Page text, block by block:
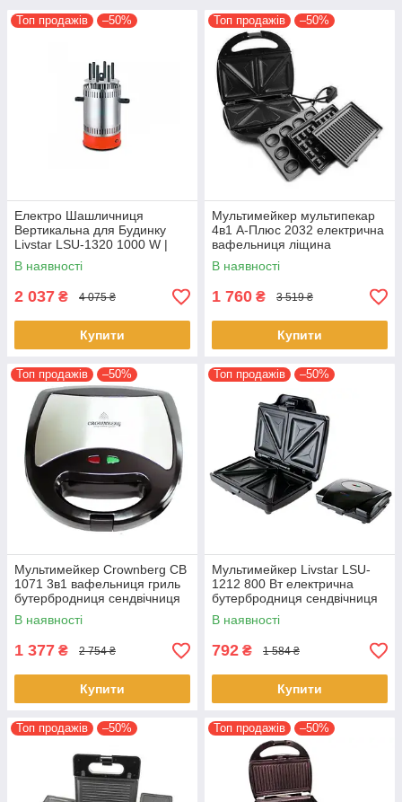
Топ продажів –50%
Електро Шашличниця
Вертикальна для Будинку
Livstar LSU-1320 1000 W |
Електрична гриль-
шашличниця
В наявності
2 037 ₴ 4 075 ₴
Купити
Топ продажів –50%
Мультимейкер мультипекар
4в1 А-Плюс 2032 електрична
вафельниця ліщина
бутербродниця сендвічниця
В наявності
1 760 ₴ 3 519 ₴
Купити
Топ продажів –50%
Мультимейкер Crownberg CB
1071 3в1 вафельниця гриль
бутербродниця сендвічниця
В наявності
1 377 ₴ 2 754 ₴
Купити
Топ продажів –50%
Мультимейкер Livstar LSU-
1212 800 Вт електрична
бутербродниця сендвічниця
мультипекар
В наявності
792 ₴ 1 584 ₴
Купити
Топ продажів –50% Топ продажів –50%